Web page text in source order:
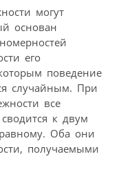
могут
основан
его
поведение
случайным. При
все
к двум
Оба они
получаемыми